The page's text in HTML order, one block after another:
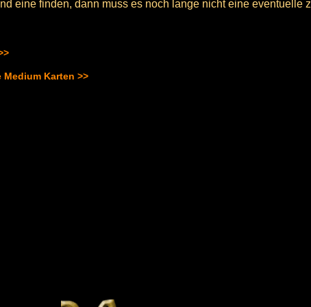
eine finden, dann muss es noch lange nicht eine eventuelle
Karten >>